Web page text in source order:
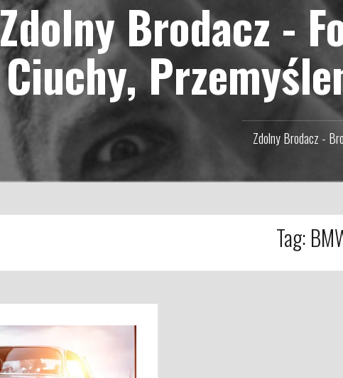
Zdolny Brodacz -
Ciuchy,
Zdolny Brodacz -
Tag: